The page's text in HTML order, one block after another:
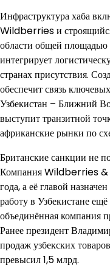
Инфраструктура хаба
Wildberries и
области общей
интегрирует
странах присутствия.
обеспечит связь
Узбекистан – Ближний
выступит транзитной
африканские рынки по
Британские санкции не
Компания Wildberries &
года, а её главой
работу в Узбекистане
объединённая компания
Ранее президент
продаж узбекских
превысил 1,5 млрд.